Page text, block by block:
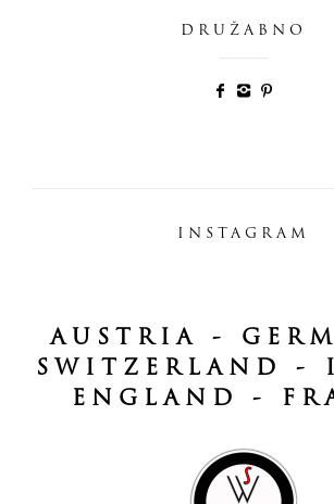
DRUŽABNO
INSTAGRAM
AUSTRIA -
SWITZERLAND -
ENGLAND -